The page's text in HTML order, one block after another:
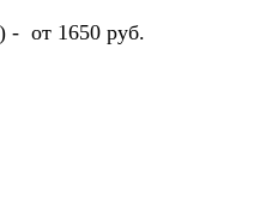
- от 1650 руб.